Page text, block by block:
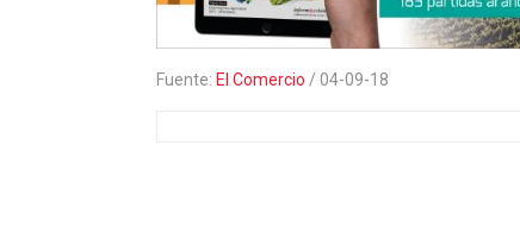
Fuente: El Comercio / 04-09-18